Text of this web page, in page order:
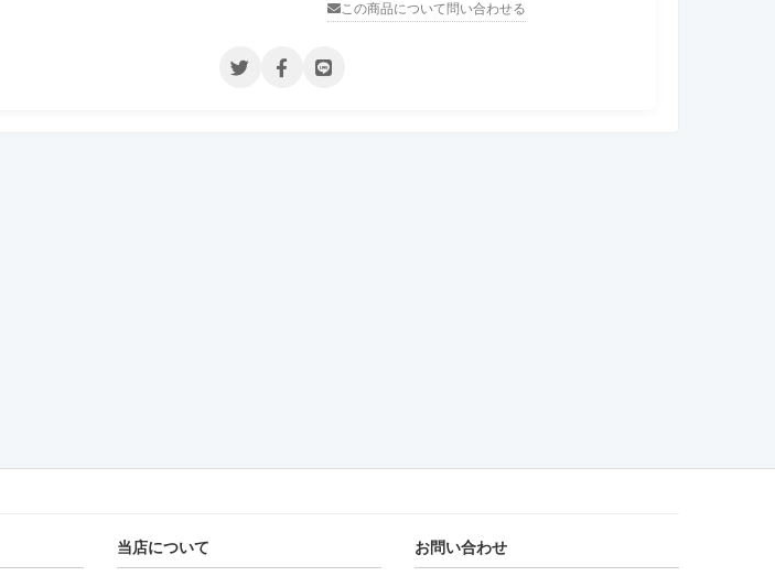
この商品について問い合わせる
当店について お問い合わせ